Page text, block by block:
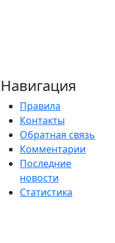
Навигация
Правила
Контакты
Обратная связь
Комментарии
Последние
новости
Статистика